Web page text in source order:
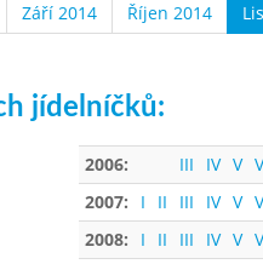
Září 2014 Říjen 2014
jídelníčků:
2006: III IV V
2007:
I II III IV V
2008:
I II III IV V